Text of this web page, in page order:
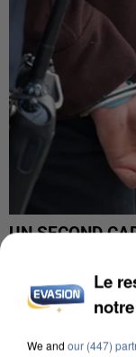
UN SECOND
Le
We and our (447)